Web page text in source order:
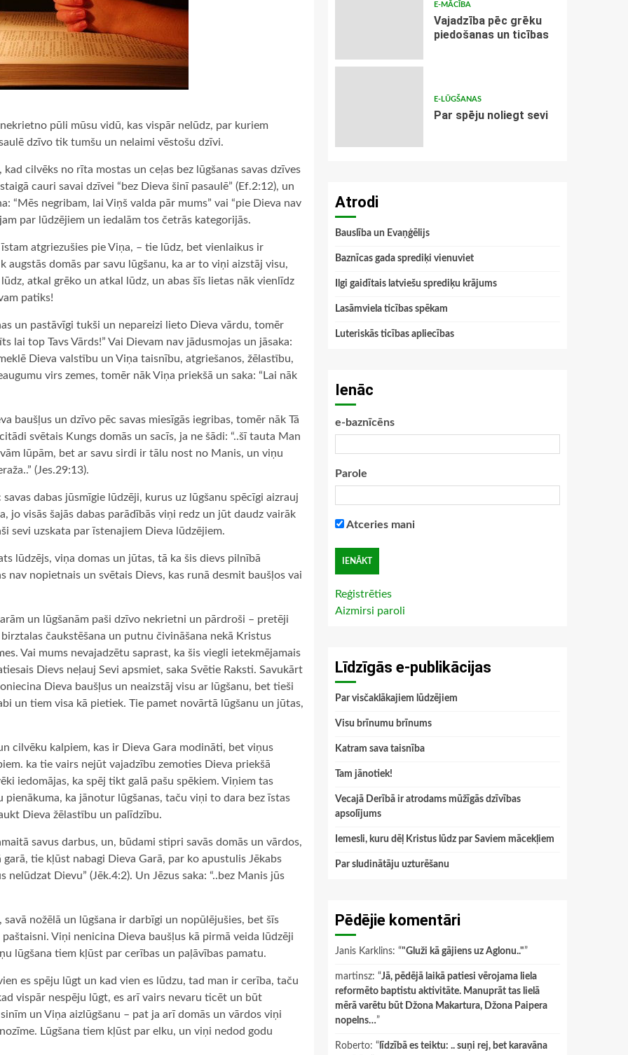
pūli mūsu vidū, kas vispār nelūdz, par kuriem
dzīvo tik tumšu un nelaimi vēstošu dzīvi.
cilvēks no rīta mostas un ceļas bez lūgšanas savas dzīves
cauri savai dzīvei “bez Dieva šinī pasaulē” (Ef.2:12), un
“Mēs negribam, lai Viņš valda pār mums” vai “pie Dieva nav
par lūdzējiem un iedalām tos četrās kategorijās.
atgriezušies pie Viņa, – tie lūdz, bet vienlaikus ir
domās par savu lūgšanu, ka ar to viņi aizstāj visu,
atkal grēko un atkal lūdz, un abas šīs lietas nāk vienlīdz
patiks!
un pastāvīgi tukši un nepareizi lieto Dieva vārdu, tomēr
lai top Tavs Vārds!” Vai Dievam nav jādusmojas un jāsaka:
Dieva valstību un Viņa taisnību, atgriešanos, žēlastību,
virs zemes, tomēr nāk Viņa priekšā un saka: “Lai nāk
baušļus un dzīvo pēc savas miesīgās iegribas, tomēr nāk Tā
svētais Kungs domās un sacīs, ja ne šādi: “..šī tauta Man
lūpām, bet ar savu sirdi ir tālu nost no Manis, un viņu
(Jes.29:13).
dabas jūsmīgie lūdzēji, kurus uz lūgšanu spēcīgi aizrauj
jo visās šajās dabas parādībās viņi redz un jūt daudz vairāk
sevi uzskata par īstenajiem Dieva lūdzējiem.
lūdzējs, viņa domas un jūtas, tā ka šis dievs pilnībā
nav nopietnais un svētais Dievs, kas runā desmit baušļos vai
un lūgšanām paši dzīvo nekrietni un pārdroši – pretēji
čaukstēšana un putnu čivināšana nekā Kristus
Vai mums nevajadzētu saprast, ka šis viegli ietekmējamais
Dievs neļauj Sevi apsmiet, saka Svētie Raksti. Savukārt
Dieva baušļus un neaizstāj visu ar lūgšanu, bet tieši
un tiem visa kā pietiek. Tie pamet novārtā lūgšanu un jūtas,
cilvēku kalpiem, kas ir Dieva Gara modināti, bet viņus
ka tie vairs nejūt vajadzību zemoties Dieva priekšā
iedomājas, ka spēj tikt galā pašu spēkiem. Viņiem tas
ka jānotur lūgšanas, taču viņi to dara bez īstas
Dieva žēlastību un palīdzību.
savus darbus, un, būdami stipri savās domās un vārdos,
tie kļūst nabagi Dieva Garā, par ko apustulis Jēkabs
Dievu” (Jēk.4:2). Un Jēzus saka: “..bez Manis jūs
nožēlā un lūgšana ir darbīgi un nopūlējušies, bet šīs
Viņi nenicina Dieva baušļus kā pirmā veida lūdzēji
lūgšana tiem kļūst par cerības un paļāvības pamatu.
es spēju lūgt un kad vien es lūdzu, tad man ir cerība, taču
vispār nespēju lūgt, es arī vairs nevaru ticēt un būt
un Viņa aizlūgšanu – pat ja arī domās un vārdos viņi
Lūgšana tiem kļūst par elku, un viņi nedod godu
E-MĀCĪBA
Vajadzība pēc grēku
piedošanas un ticības
E-LŪGŠANAS
Par spēju noliegt sevi
Atrodi
Bauslība un Evaņģēlijs
Baznīcas gada sprediķi vienuviet
Ilgi gaidītais latviešu sprediķu krājums
Lasāmviela ticības spēkam
Luteriskās ticības apliecības
Ienāc
e-baznīcēns
Parole
Atceries mani
Reģistrēties
Aizmirsi paroli
Līdzīgās e-publikācijas
Par visčaklākajiem lūdzējiem
Visu brīnumu brīnums
Katram sava taisnība
Tam jānotiek!
Vecajā Derībā ir atro­dams mūžīgās dzīvības
apsolījums
Iemesli, kuru dēļ Kristus lūdz par Saviem mācekļiem
Par sludinātāju uzturēšanu
Pēdējie komentāri
Janis Karklins: “"Gluži kā gājiens uz Aglonu.."”
martinsz: “Jā, pēdējā laikā patiesi vērojama liela
reformēto baptistu aktivitāte. Manuprāt tas lielā
mērā varētu būt Džona Makartura, Džona Paipera
nopelns…”
Roberto: “ līdzībā es teiktu: .. suņi rej, bet karavāna